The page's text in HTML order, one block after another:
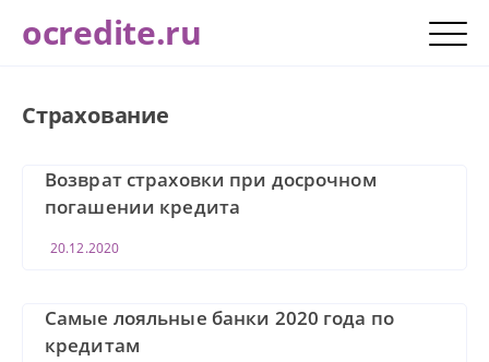
ocredite.ru
Страхование
Возврат страховки при досрочном
погашении кредита
20.12.2020
Самые лояльные банки 2020 года по
кредитам